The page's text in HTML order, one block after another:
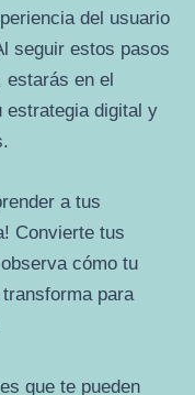
del usuario
seguir estos pasos
en el
estrategia digital y
a tus
Convierte tus
cómo tu
para
que te pueden